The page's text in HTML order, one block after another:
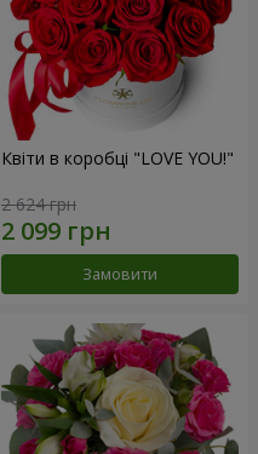
Квіти в коробці "LOVE YOU!"
2 624 грн
Замовити